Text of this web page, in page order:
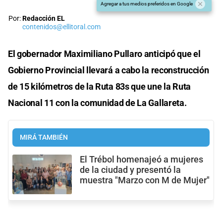
Agregar a tus medios preferidos en Google
Por:Redacción EL
contenidos@ellitoral.com
El gobernador Maximiliano Pullaro anticipó que el
Gobierno Provincial llevará a cabo la reconstrucción
de 15 kilómetros de la Ruta 83s que une la Ruta
Nacional 11 con la comunidad de La Gallareta.
MIRÁ TAMBIÉN
El Trébol homenajeó a mujeres
de la ciudad y presentó la
muestra "Marzo con M de Mujer"